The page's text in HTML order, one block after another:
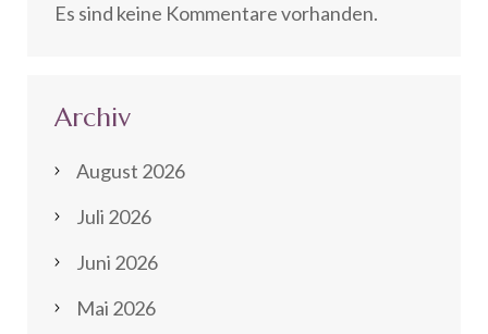
Es sind keine Kommentare vorhanden.
Archiv
August 2026
Juli 2026
Juni 2026
Mai 2026